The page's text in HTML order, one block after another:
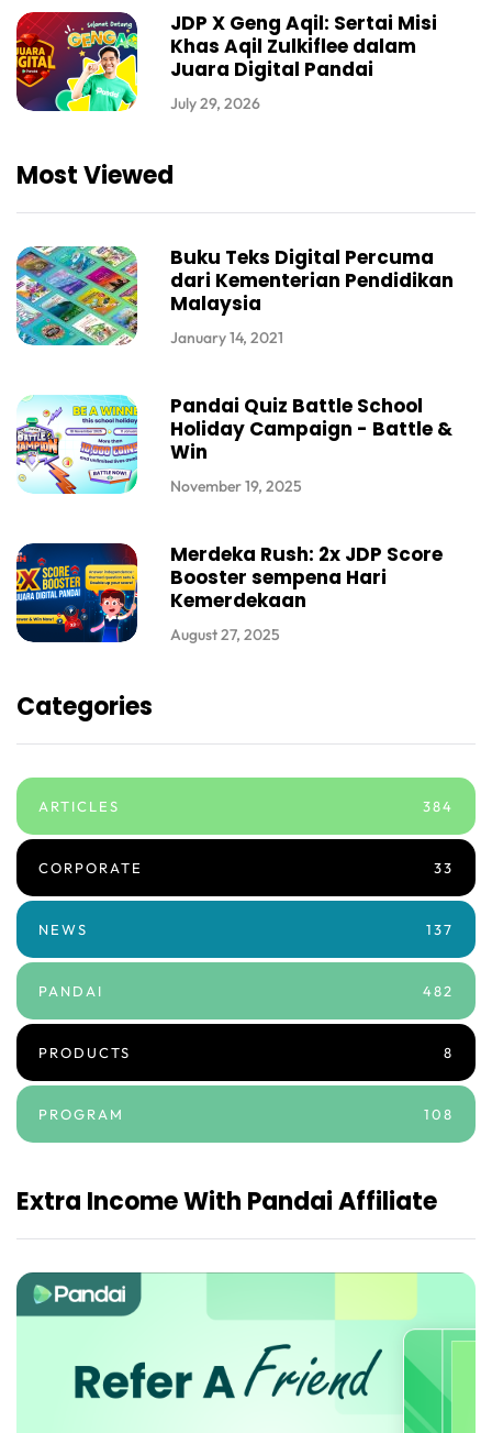
JDP X Geng Aqil: Sertai Misi
Khas Aqil Zulkiflee dalam
Juara Digital Pandai
July 29, 2026
Most Viewed
Buku Teks Digital Percuma
dari Kementerian Pendidikan
Malaysia
January 14, 2021
Pandai Quiz Battle School
Holiday Campaign - Battle &
Win
November 19, 2025
Merdeka Rush: 2x JDP Score
Booster sempena Hari
Kemerdekaan
August 27, 2025
Categories
ARTICLES 384
CORPORATE 33
NEWS 137
PANDAI 482
PRODUCTS 8
PROGRAM 108
Extra Income With Pandai Affiliate